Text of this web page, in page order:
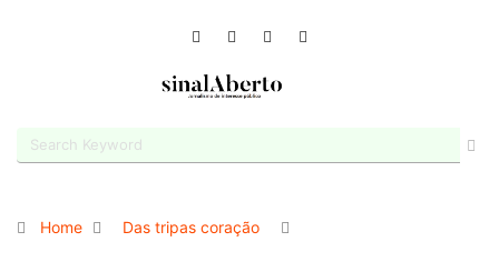
Home Das tripas coração